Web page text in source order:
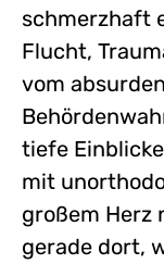
schmerzhaft
Flucht,
vom
tiefe
mit
großem Herz
gerade dort,